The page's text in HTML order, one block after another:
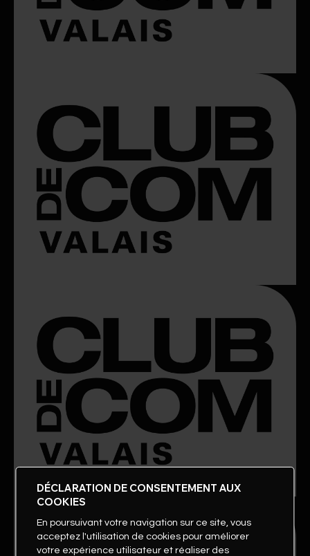
DÉCLARATION DE CONSENTEMENT AUX
COOKIES
En poursuivant votre navigation sur ce site, vous
acceptez l'utilisation de cookies pour améliorer
votre expérience utilisateur et réaliser des